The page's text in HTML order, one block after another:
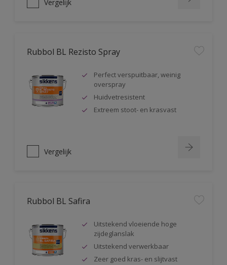
Vergelijk
Rubbol BL Rezisto Spray
Perfect verspuitbaar, weinig
overspray
Huidvetresistent
Extreem stoot- en krasvast
Vergelijk
Rubbol BL Safira
Uitstekend vloeiende hoge
zijdeglanslak
Uitstekend verwerkbaar
Zeer goed kras- en slijtvast